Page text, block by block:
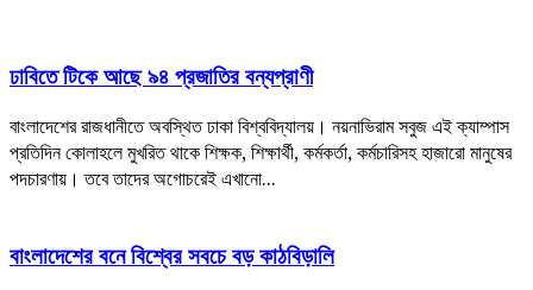
ঢাবিতে টিকে আছে ৯৪ প্রজাতির বন্যপ্রাণী
বাংলাদেশের রাজধানীতে অবস্থিত ঢাকা বিশ্ববিদ্যালয়। নয়নাভিরাম সবুজ এই ক্যাম্পাস
প্রতিদিন কোলাহলে মুখরিত থাকে শিক্ষক, শিক্ষার্থী, কর্মকর্তা, কর্মচারিসহ হাজারো মানুষের
পদচারণায়। তবে তাদের অগোচরেই এখানো...
বাংলাদেশের বনে বিশ্বের সবচে বড় কাঠবিড়ালি